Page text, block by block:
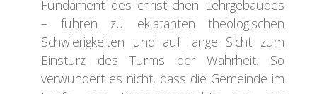
Fundament des christlichen Lehrgebäudes
– führen zu eklatanten theologischen
Schwierigkeiten und auf lange Sicht zum
Einsturz des Turms der Wahrheit. So
verwundert es nicht, dass die Gemeinde im